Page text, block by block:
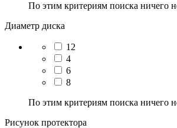
По этим критериям поиска ничего
Диаметр диска
12
4
6
8
По этим критериям поиска ничего
Рисунок протектора